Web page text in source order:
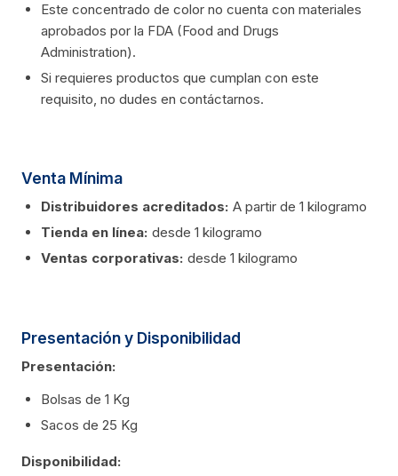
Este concentrado de color no cuenta con materiales
aprobados por la FDA (Food and Drugs
Administration).
Si requieres productos que cumplan con este
requisito, no dudes en contáctarnos.
Venta Mínima
Distribuidores acreditados: A partir de 1 kilogramo
Tienda en línea: desde 1 kilogramo
Ventas corporativas: desde 1 kilogramo
Presentación y Disponibilidad
Presentación:
Bolsas de 1 Kg
Sacos de 25 Kg
Disponibilidad: